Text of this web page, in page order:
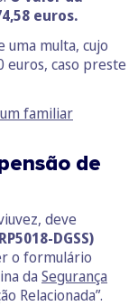
euros.
uma multa, cujo
euros, caso preste
familiar
de
deve
DGSS)
o formulário
da Segurança
Relacionada”.